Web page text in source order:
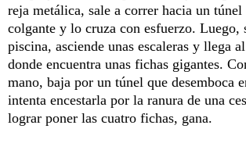
reja metálica, sale a correr hacia un
colgante y lo cruza con esfuerzo. Luego,
piscina, asciende unas escaleras y llega
donde encuentra unas fichas gigantes.
mano, baja por un túnel que desemboca
intenta encestarla por la ranura de una
lograr poner las cuatro fichas, gana.